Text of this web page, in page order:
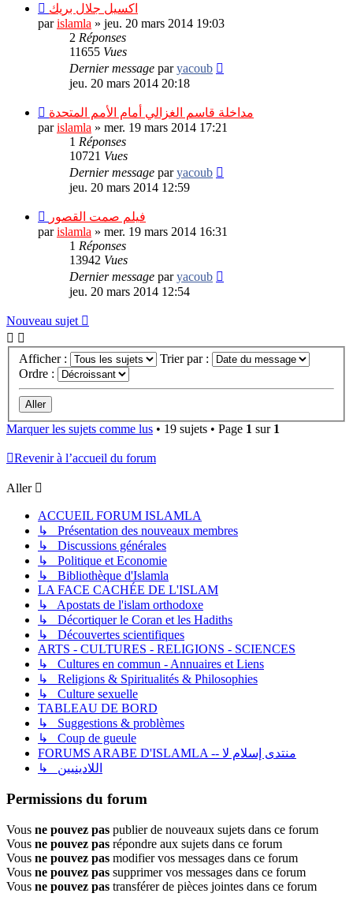
اكسيل جلال بريك
parislamla » jeu. 20 mars 2014 19:03
2 Réponses
11655 Vues
Dernier message paryacoub
jeu. 20 mars 2014 20:18
مداخلة قاسم الغزالي أمام الأمم المتحدة
parislamla » mer. 19 mars 2014 17:21
1 Réponses
10721 Vues
Dernier message paryacoub
jeu. 20 mars 2014 12:59
فيلم صمت القصور
parislamla » mer. 19 mars 2014 16:31
1 Réponses
13942 Vues
Dernier message paryacoub
jeu. 20 mars 2014 12:54
Nouveau sujet
Afficher :
Trier par :
Ordre :
Marquer les sujets comme lus • 19 sujets • Page 1 sur 1
Revenir à l’accueil du forum
Aller
ACCUEIL FORUM ISLAMLA
↳ Présentation des nouveaux membres
↳ Discussions générales
↳ Politique et Economie
↳ Bibliothèque d'Islamla
LA FACE CACHÉE DE L'ISLAM
↳ Apostats de l'islam orthodoxe
↳ Décortiquer le Coran et les Hadiths
↳ Découvertes scientifiques
ARTS - CULTURES - RELIGIONS - SCIENCES
↳ Cultures en commun - Annuaires et Liens
↳ Religions & Spiritualités & Philosophies
↳ Culture sexuelle
TABLEAU DE BORD
↳ Suggestions & problèmes
↳ Coup de gueule
FORUMS ARABE D'ISLAMLA -- منتدى إسلام لا
↳ اللادينيين
Permissions du forum
Vous ne pouvez pas publier de nouveaux sujets dans ce forum
Vous ne pouvez pas répondre aux sujets dans ce forum
Vous ne pouvez pas modifier vos messages dans ce forum
Vous ne pouvez pas supprimer vos messages dans ce forum
Vous ne pouvez pas transférer de pièces jointes dans ce forum